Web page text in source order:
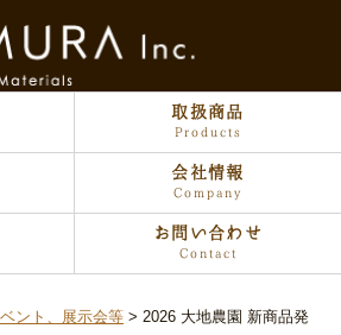
取扱商品
Products
会社情報
Company
お問い合わせ
Contact
ント、展示会等
2026 大地農園 新商品発